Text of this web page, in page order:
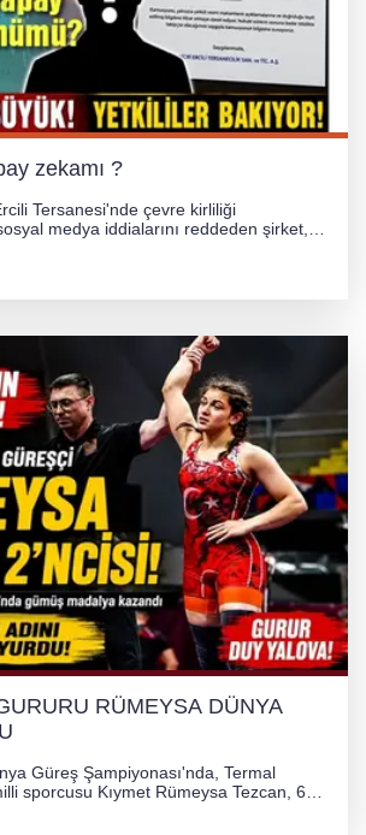
zekamı ?
Tersanesi'nde çevre kirliliği
medya iddialarını reddeden şirket,
RÜMEYSA DÜNYA
Güreş Şampiyonası'nda, Termal
sporcusu Kıymet Rümeysa Tezcan, 69